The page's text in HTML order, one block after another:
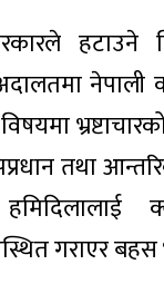
हटाउने
नेपाली
तथा
गराएर बहस